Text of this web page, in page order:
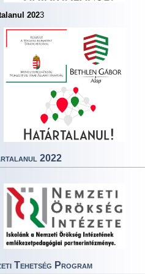
2023
2022
Tehetség Program